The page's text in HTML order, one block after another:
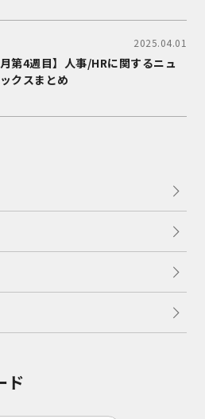
2025.04.01
第4週目】人事/HRに関するニュ
クスまとめ
ド